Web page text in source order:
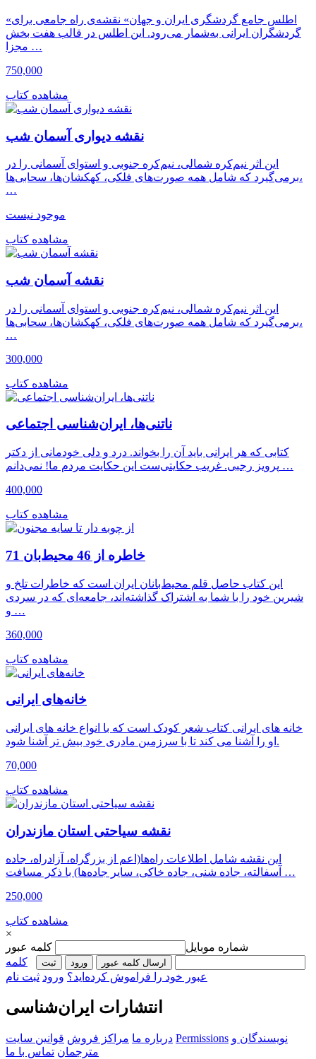
«اطلس جامع گردشگری ایران و جهان» نقشه‌ی راه جامعی برای
گردشگران ایرانی به‌شمار می‌رود. این اطلس در قالب هفت بخش
مجزا …
750,000
مشاهده کتاب
نقشه دیواری آسمان شب
این اثر نیم‌کره شمالی، نیم‌کره جنوبی و استوای آسمانی را در
برمی‌گیرد که شامل همه صورت‌های فلکی، کهکشان‌ها، سحابی‌ها،
…
موجود نیست
مشاهده کتاب
نقشه آسمان شب
این اثر نیم‌کره شمالی، نیم‌کره جنوبی و استوای آسمانی را در
برمی‌گیرد که شامل همه صورت‌های فلکی، کهکشان‌ها، سحابی‌ها،
…
300,000
مشاهده کتاب
ناتنی‌ها، ایران‌شناسی اجتماعی
کتابی که هر ایرانی باید آن را بخواند. درد و دلی خودمانی از دکتر
پرویز رجبی. غریب حکایتی‌ست این حکایت مردم ما! نمی‌دانم …
400,000
مشاهده کتاب
71 خاطره از 46 محیط‌بان
این کتاب حاصل قلم محیط‌بانان ایران است که خاطرات تلخ و
شیرین خود را با شما به اشتراک گذاشته‌اند، جامعه‌ای که در سردی
و …
360,000
مشاهده کتاب
خانه‌های ایرانی
خانه های ایرانی کتاب شعر کودک است که با انواع خانه های ایرانی
او را آشنا می کند تا با سرزمین مادری خود بیش تر آشنا شود.
70,000
مشاهده کتاب
نقشه سیاحتی استان مازندران
این نقشه شامل اطلاعات راه‌ها(اعم از بزرگراه، آزادراه، جاده
آسفالته، جاده شنی، جاده خاکی، سایر جاده‌ها) با ذکر مسافت …
250,000
مشاهده کتاب
×
شماره موبایل
کلمه عبور
ارسال کلمه عبور ورود ثبت‌
کلمه
عبور خود را فراموش کرده‌اید؟ ورود ثبت نام
انتشارات ایران‌شناسی
درباره ما مراکز فروش قوانین سایت Permissions نویسندگان و
مترجمان تماس با ما